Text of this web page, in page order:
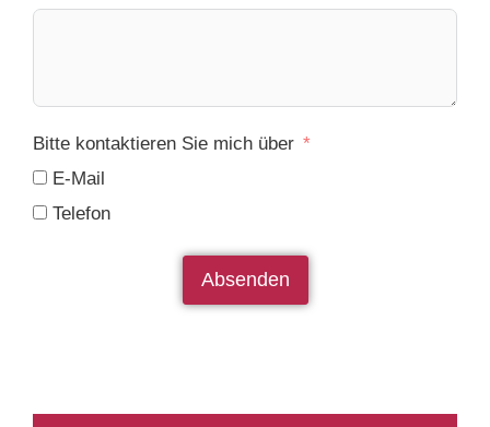
Bitte kontaktieren Sie mich über
E-Mail
Telefon
Absenden